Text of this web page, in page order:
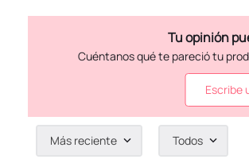
Escribe
Agregar comentario
Más reciente Todos